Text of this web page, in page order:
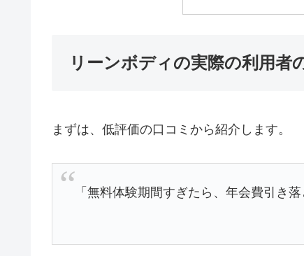
リーンボディの実際の利用者
まずは、低評価の口コミから紹介します。
「無料体験期間すぎたら、年会費引き